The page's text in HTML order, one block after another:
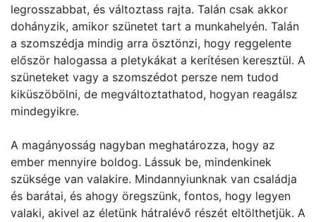
legrosszabbat, és változtass rajta. Talán csak akkor
dohányzik, amikor szünetet tart a munkahelyén. Talán
a szomszédja mindig arra ösztönzi, hogy reggelente
először halogassa a pletykákat a kerítésen keresztül. A
szüneteket vagy a szomszédot persze nem tudod
kiküszöbölni, de megváltoztathatod, hogyan reagálsz
mindegyikre.
A magányosság nagyban meghatározza, hogy az
ember mennyire boldog. Lássuk be, mindenkinek
szüksége van valakire. Mindannyiunknak van családja
és barátai, és ahogy öregszünk, fontos, hogy legyen
valaki, akivel az életünk hátralévő részét eltölthetjük. A